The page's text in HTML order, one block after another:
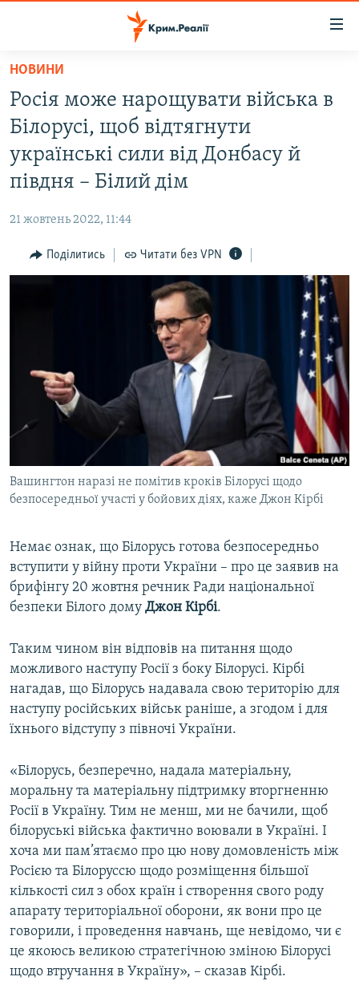
Перейти
основного
матеріалу
Перейти
до
основної
Перейти
пошуку
ВІДЕО ТА ФОТО
ПОЛІТИКА
ІНТЕРВ'Ю
ВІДЕОУРОКИ «ELIFBE»
СВІДЧЕННЯ ОКУПАЦІЇ
УКРАЇНСЬКА ПРОБЛЕМА КРИМУ
ІНФОГРАФІКА
ЯК ОБІЙТИ БЛОКУВАННЯ
Русский
Qırımtatar
НОВИНИ
Росія може нарощувати війська в
Білорусі, щоб відтягнути
українські сили від Донбасу й
півдня – Білий дім
21 жовтень 2022, 11:44
Поділитись Читати без VPN
Вашингтон наразі не помітив кроків Білорусі щодо
безпосередньої участі у бойових діях, каже Джон Кірбі
Немає ознак, що Білорусь готова безпосередньо
вступити у війну проти України – про це заявив на
брифінгу 20 жовтня речник Ради національної
безпеки Білого дому Джон Кірбі.
Таким чином він відповів на питання щодо
можливого наступу Росії з боку Білорусі. Кірбі
нагадав, що Білорусь надавала свою територію для
наступу російських військ раніше, а згодом і для
їхнього відступу з півночі України.
«Білорусь, безперечно, надала матеріальну,
моральну та матеріальну підтримку вторгненню
Росії в Україну. Тим не менш, ми не бачили, щоб
білоруські війська фактично воювали в Україні. І
хоча ми пам’ятаємо про цю нову домовленість між
Росією та Білоруссю щодо розміщення більшої
кількості сил з обох країн і створення свого роду
апарату територіальної оборони, як вони про це
говорили, і проведення навчань, ще невідомо, чи є
це якоюсь великою стратегічною зміною Білорусі
щодо втручання в Україну», – сказав Кірбі.